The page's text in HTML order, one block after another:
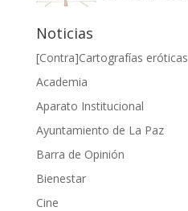
Noticias
[Contra]Cartografías eróticas
Academia
Aparato Institucional
Ayuntamiento de La Paz
Barra de Opinión
Bienestar
Cine